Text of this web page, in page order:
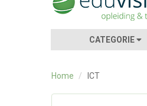
CATEGORIE
Home / ICT